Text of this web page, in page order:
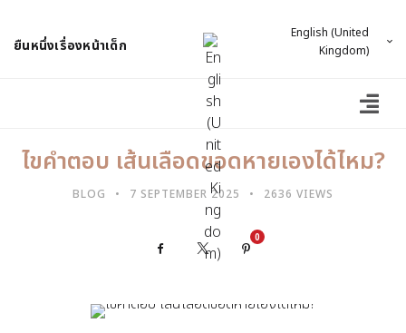
ยืนหนึ่งเรื่องหน้าเด็ก
English (United
Kingdom)
ไขคำตอบ เส้นเลือดขอดหายเองได้ไหม?
7 SEPTEMBER 2025
BLOG 2636 VIEWS
Facebook
0